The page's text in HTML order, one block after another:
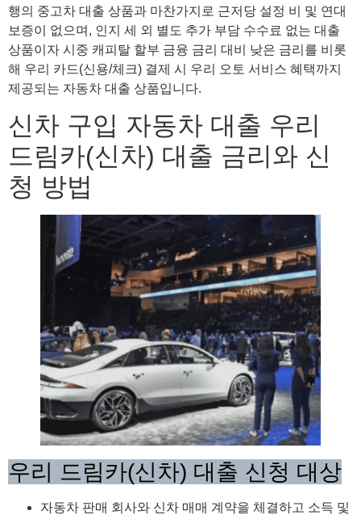
행의 중고차 대출 상품과 마찬가지로 근저당 설정 비 및 연대
보증이 없으며, 인지 세 외 별도 추가 부담 수수료 없는 대출
상품이자 시중 캐피탈 할부 금융 금리 대비 낮은 금리를 비롯
해 우리 카드(신용/체크) 결제 시 우리 오토 서비스 혜택까지
제공되는 자동차 대출 상품입니다.
신차 구입 자동차 대출 우리
드림카(신차) 대출 금리와 신
청 방법
우리 드림카(신차) 대출 신청 대상
자동차 판매 회사와 신차 매매 계약을 체결하고 소득 및